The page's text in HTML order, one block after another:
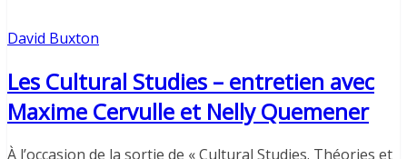
David Buxton
Les Cultural Studies – entretien avec
Maxime Cervulle et Nelly Quemener
À l’occasion de la sortie de « Cultural Studies. Théories et